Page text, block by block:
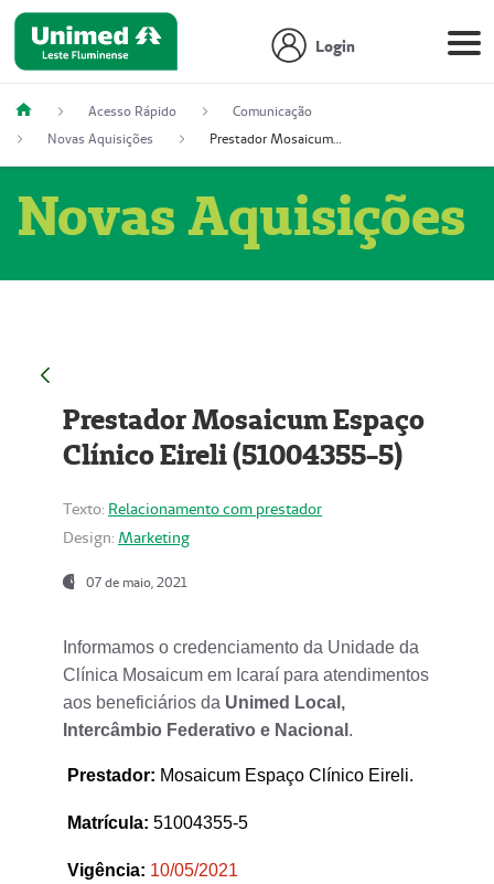
Login
Acesso Rápido
Comunicação
Novas Aquisições
Prestador Mosaicum Espaço Clínico Eireli (51004355-5)
Novas Aquisições
Prestador Mosaicum Espaço
Clínico Eireli (51004355-5)
Texto: Relacionamento com prestador
Design: Marketing
07 de maio, 2021
Informamos o credenciamento da Unidade da
Clínica Mosaicum em Icaraí para atendimentos
aos beneficiários da Unimed Local,
Intercâmbio Federativo e Nacional .
Prestador: Mosaicum Espaço Clínico Eireli.
Matrícula: 51004355-5
Vigência: 10/05/2021